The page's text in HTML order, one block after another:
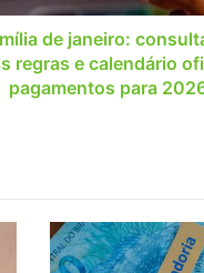
de janeiro:
regras e calendário
pagamentos para